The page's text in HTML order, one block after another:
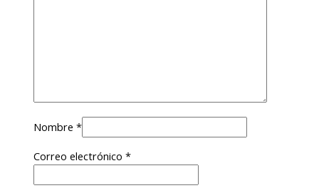
Nombre*
Correo electrónico*